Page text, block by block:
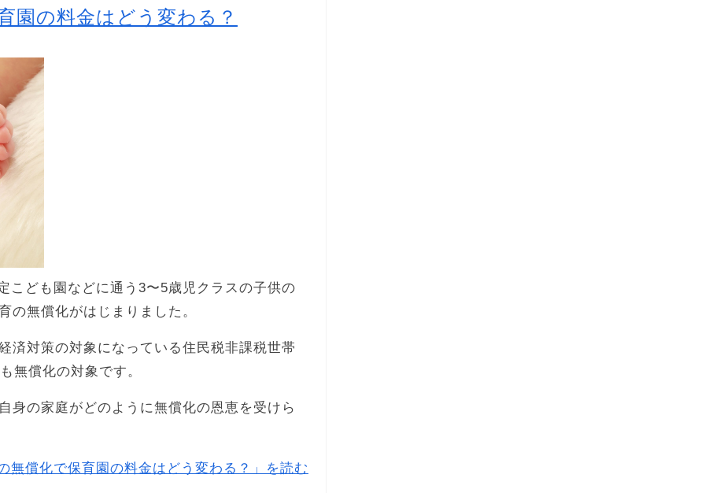
園の料金はどう変わる？
こども園などに通う3〜5歳児クラスの子供の
の無償化がはじまりました。
済対策の対象になっている住民税非課税世帯
無償化の対象です。
身の家庭がどのように無償化の恩恵を受けら
無償化で保育園の料金はどう変わる？」を読む